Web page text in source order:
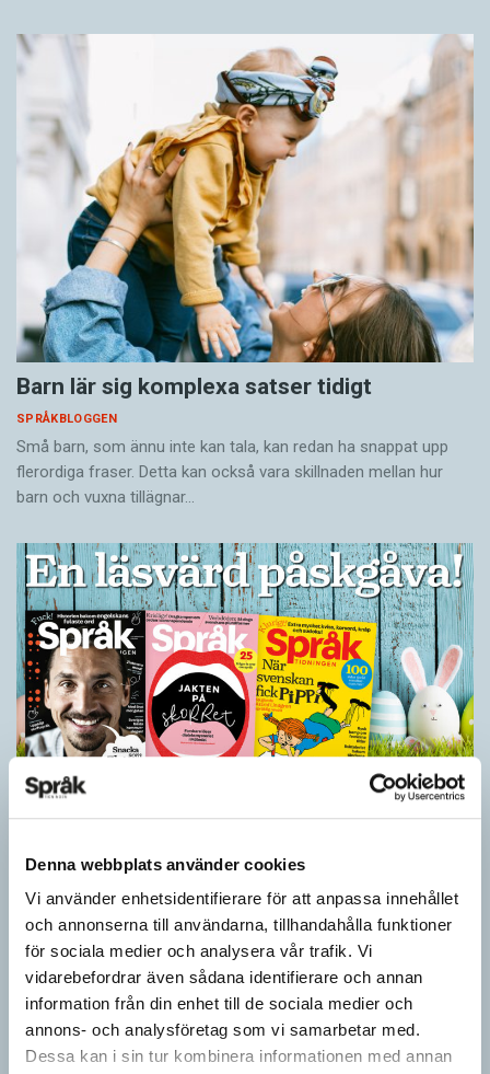
Denna webbplats använder cookies
Vi använder enhetsidentifierare för att anpassa innehållet
och annonserna till användarna, tillhandahålla funktioner
för sociala medier och analysera vår trafik. Vi
vidarebefordrar även sådana identifierare och annan
information från din enhet till de sociala medier och
annons- och analysföretag som vi samarbetar med.
Dessa kan i sin tur kombinera informationen med annan
Barn lär sig komplexa satser tidigt
SPRÅKBLOGGEN
Små barn, som ännu inte kan tala, kan redan ha snappat upp
flerordiga fraser. Detta kan också vara skillnaden mellan hur
barn och vuxna tillägnar…
Ge bort Språktidningen till påsk!
SPRÅKBLOGGEN
Inför påsken har vi ett riktigt fint erbjudande. Just nu kan du ge
bort 3 nummer av Språktidningen för bara 99 kronor! Du kan
också…